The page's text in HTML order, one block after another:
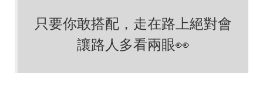
只要你敢搭配，走在路上絕對會
讓路人多看兩眼👀